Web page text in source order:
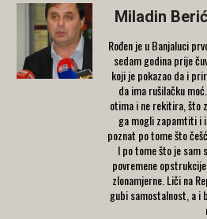
Miladin
Rođen je u Banjaluci
sedam godina prije
koji je pokazao da i
da ima rušilačku
otima i ne rekitira, što
ga mogli zapamtiti i
poznat po tome što
I po tome što je sam
povremene
zlonamjerne. Liči na
gubi samostalnost, a i